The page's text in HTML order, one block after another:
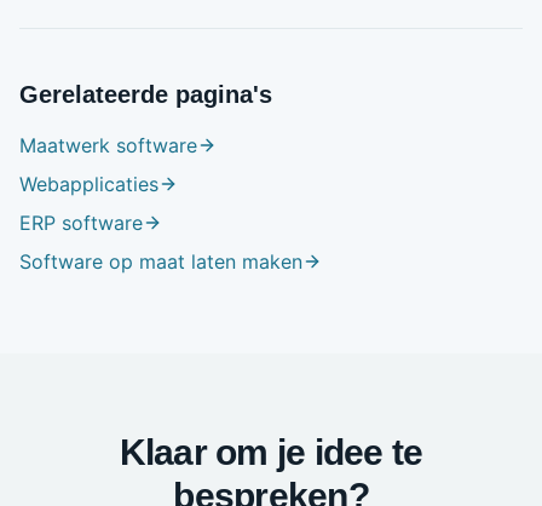
Gerelateerde pagina's
Maatwerk software
Webapplicaties
ERP software
Software op maat laten maken
Klaar om je idee te
bespreken?